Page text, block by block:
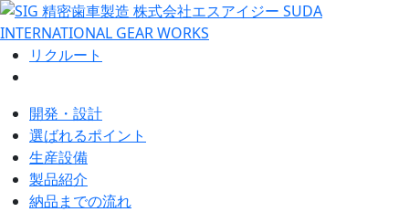
リクルート
開発・設計
選ばれるポイント
生産設備
製品紹介
納品までの流れ